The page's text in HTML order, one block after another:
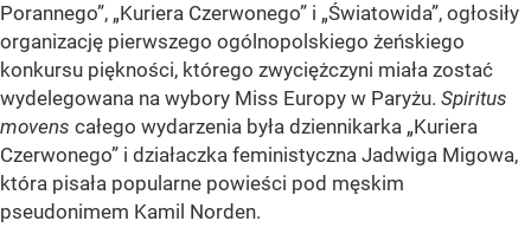
Porannego”, „Kuriera Czerwonego” i „Światowida”, ogłosiły
organizację pierwszego ogólnopolskiego żeńskiego
konkursu piękności, którego zwyciężczyni miała zostać
wydelegowana na wybory Miss Europy w Paryżu. Spiritus
movens całego wydarzenia była dziennikarka „Kuriera
Czerwonego” i działaczka feministyczna Jadwiga Migowa,
która pisała popularne powieści pod męskim
pseudonimem Kamil Norden.